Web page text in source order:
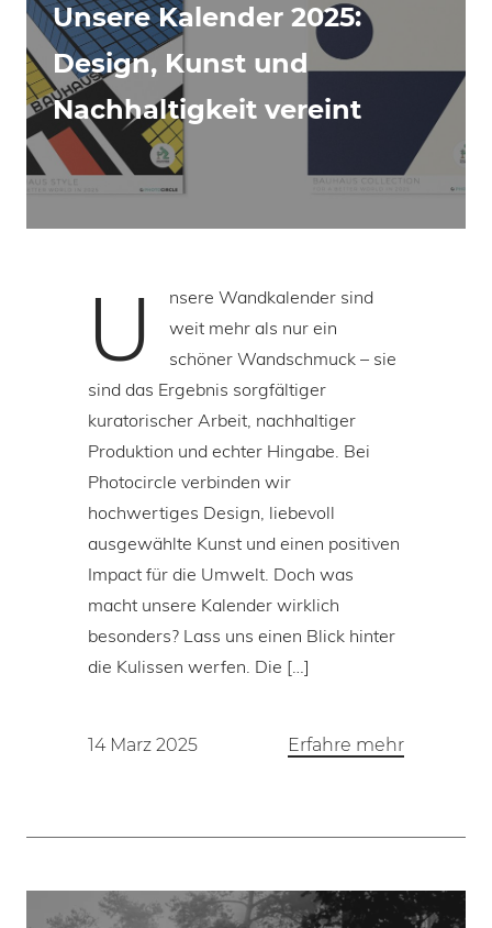
Unsere Kalender 2025:
Design, Kunst und
Nachhaltigkeit vereint
U
nsere Wandkalender sind
weit mehr als nur ein
schöner Wandschmuck – sie
sind das Ergebnis sorgfältiger
kuratorischer Arbeit, nachhaltiger
Produktion und echter Hingabe. Bei
Photocircle verbinden wir
hochwertiges Design, liebevoll
ausgewählte Kunst und einen positiven
Impact für die Umwelt. Doch was
macht unsere Kalender wirklich
besonders? Lass uns einen Blick hinter
die Kulissen werfen. Die […]
14 Marz 2025 Erfahre mehr